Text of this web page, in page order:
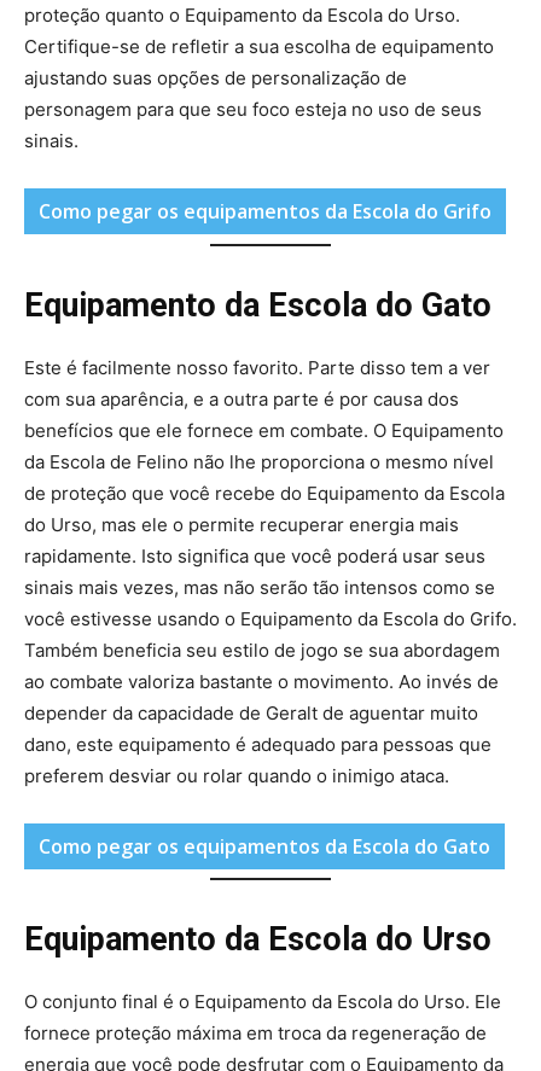
proteção quanto o Equipamento da Escola do Urso.
Certifique-se de refletir a sua escolha de equipamento
ajustando suas opções de personalização de
personagem para que seu foco esteja no uso de seus
sinais.
Como pegar os equipamentos da Escola do Grifo
Equipamento da Escola do Gato
Este é facilmente nosso favorito. Parte disso tem a ver
com sua aparência, e a outra parte é por causa dos
benefícios que ele fornece em combate. O Equipamento
da Escola de Felino não lhe proporciona o mesmo nível
de proteção que você recebe do Equipamento da Escola
do Urso, mas ele o permite recuperar energia mais
rapidamente. Isto significa que você poderá usar seus
sinais mais vezes, mas não serão tão intensos como se
você estivesse usando o Equipamento da Escola do Grifo.
Também beneficia seu estilo de jogo se sua abordagem
ao combate valoriza bastante o movimento. Ao invés de
depender da capacidade de Geralt de aguentar muito
dano, este equipamento é adequado para pessoas que
preferem desviar ou rolar quando o inimigo ataca.
Como pegar os equipamentos da Escola do Gato
Equipamento da Escola do Urso
O conjunto final é o Equipamento da Escola do Urso. Ele
fornece proteção máxima em troca da regeneração de
energia que você pode desfrutar com o Equipamento da